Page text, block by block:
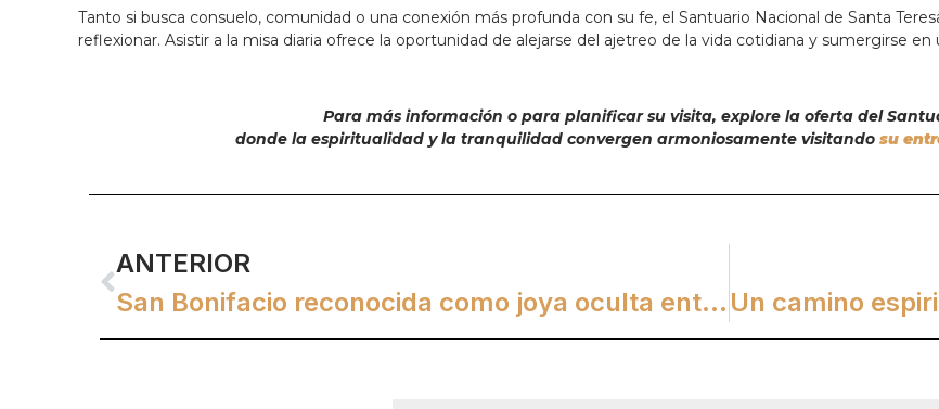
Tanto si busca consuelo, comunidad o una conexión más profunda con su fe, el Santuario Nacional de Santa
reflexionar. Asistir a la misa diaria ofrece la oportunidad de alejarse del ajetreo de la vida cotidiana y sumergirse
Para más información o para planificar su visita, explore la oferta del
donde la espiritualidad y la tranquilidad convergen armoniosamente visitando su
ANTERIOR
San Bonifacio reconocida como joya oculta entre las iglesias católicas